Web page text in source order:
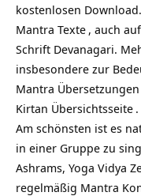
kostenlosen
Mantra Texte , auch
Schrift Devanagari.
insbesondere zur
Mantra Übersetzungen
Kirtan Übersichtsseite .
Am schönsten ist es
in einer Gruppe zu
Ashrams, Yoga Vidya
regelmäßig Mantra